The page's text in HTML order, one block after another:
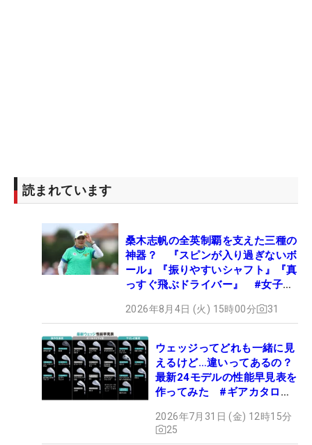
読まれています
桑木志帆の全英制覇を支えた三種の
神器？ 『スピンが入り過ぎないボ
ール』『振りやすいシャフト』『真
っすぐ飛ぶドライバー』 #女子プ
2026年8月4日 (火) 15時00分 31
ウェッジってどれも一緒に見
えるけど…違いってあるの？
最新24モデルの性能早見表を
作ってみた #ギアカタログ
2026年7月31日 (金) 12時15分
25